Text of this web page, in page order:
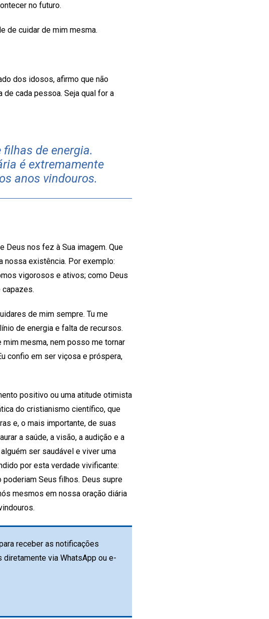
no futuro.
de cuidar de mim mesma.
dos idosos, afirmo que não
cada pessoa. Seja qual for a
de energia.
é extremamente
anos vindouros.
Deus nos fez à Sua imagem. Que
nossa existência. Por exemplo:
vigorosos e ativos; como Deus
de mim sempre. Tu me
de energia e falta de recursos.
mesma, nem posso me tornar
confio em ser viçosa e próspera,
positivo ou uma atitude otimista
do cristianismo científico, que
e, o mais importante, de suas
a saúde, a visão, a audição e a
ser saudável e viver uma
por esta verdade vivificante:
poderiam Seus filhos. Deus supre
mesmos em nossa oração diária
receber as notificações
diretamente via WhatsApp ou e-